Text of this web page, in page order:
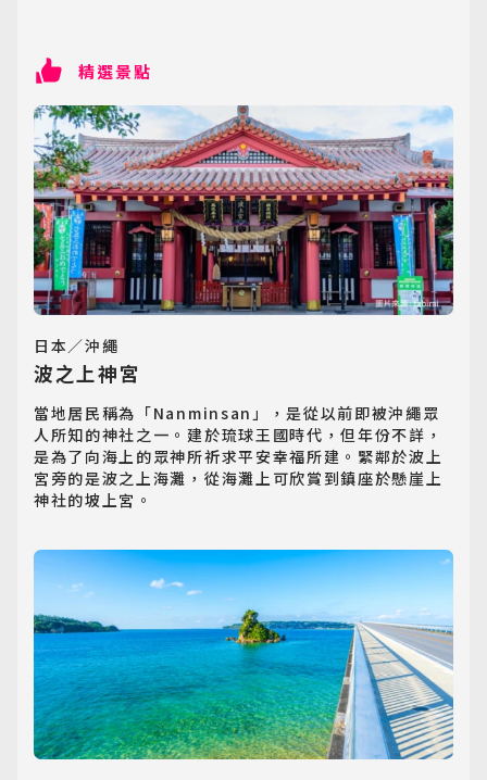
精選景點
日本／沖繩
波之上神宮
當地居民稱為「Nanminsan」，是從以前即被沖繩眾
人所知的神社之一。建於琉球王國時代，但年份不詳，
是為了向海上的眾神所祈求平安幸福所建。緊鄰於波上
宮旁的是波之上海灘，從海灘上可欣賞到鎮座於懸崖上
神社的坡上宮。